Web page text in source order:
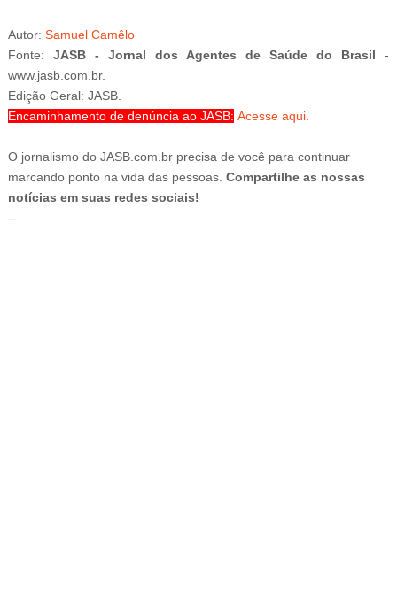
Autor: Samuel Camêlo
Fonte: JASB - Jornal dos Agentes de Saúde do Brasil-
www.jasb.com.br.
Edição Geral: JASB.
Encaminhamento de denúncia ao JASB: Acesse aqui.
O jornalismo do JASB.com.br precisa de você para continuar
marcando ponto na vida das pessoas. Compartilhe as nossas
notícias em suas redes sociais!
--